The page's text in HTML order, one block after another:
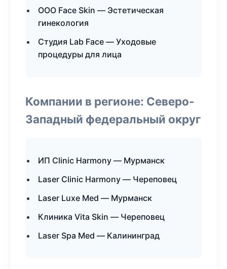
ООО Face Skin — Эстетическая
гинекология
Студия Lab Face — Уходовые
процедуры для лица
Компании в регионе: Северо-
Западный федеральный округ
ИП Clinic Harmony — Мурманск
Laser Clinic Harmony — Череповец
Laser Luxe Med — Мурманск
Клиника Vita Skin — Череповец
Laser Spa Med — Калининград